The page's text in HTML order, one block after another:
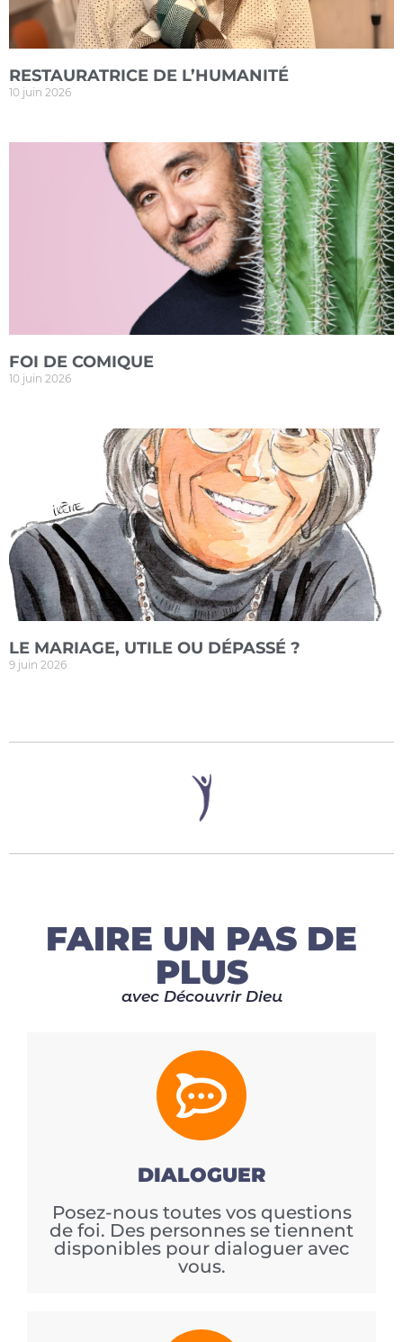
RESTAURATRICE DE L’HUMANITÉ
10 juin 2026
FOI DE COMIQUE
10 juin 2026
LE MARIAGE, UTILE OU DÉPASSÉ ?
9 juin 2026
FAIRE UN PAS DE
PLUS
avec Découvrir Dieu
DIALOGUER
Posez-nous toutes vos questions
de foi. Des personnes se tiennent
disponibles pour dialoguer avec
vous.